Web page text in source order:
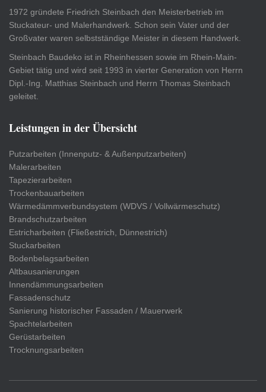
1972 gründete Friedrich Steinbach den Meisterbetrieb im
Stuckateur- und Malerhandwerk. Schon sein Vater und der
Großvater waren selbstständige Meister in diesem Handwerk.
Steinbach Baudeko ist in Rheinhessen sowie im Rhein-Main-
Gebiet tätig und wird seit 1993 in vierter Generation von Herrn
Dipl.-Ing. Matthias Steinbach und Herrn Thomas Steinbach
geleitet.
Leistungen in der Übersicht
Putzarbeiten (Innenputz- & Außenputzarbeiten)
Malerarbeiten
Tapezierarbeiten
Trockenbauarbeiten
Wärmedämmverbundsystem (WDVS / Vollwärmeschutz)
Brandschutzarbeiten
Estricharbeiten (Fließestrich, Dünnestrich)
Stuckarbeiten
Bodenbelagsarbeiten
Altbausanierungen
Innendämmungsarbeiten
Fassadenschutz
Sanierung historischer Fassaden / Mauerwerk
Spachtelarbeiten
Gerüstarbeiten
Trocknungsarbeiten